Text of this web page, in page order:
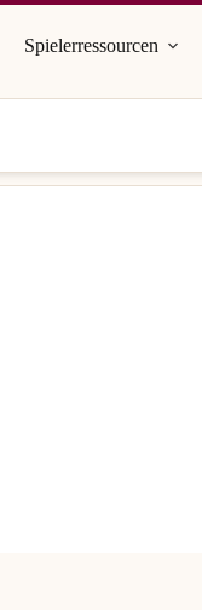
Spielerressourcen